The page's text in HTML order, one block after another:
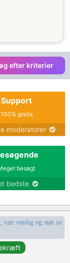
efter kriterier
Support
100% gratis
moderatorer
besøgt
bedste
vær venlig og støt os